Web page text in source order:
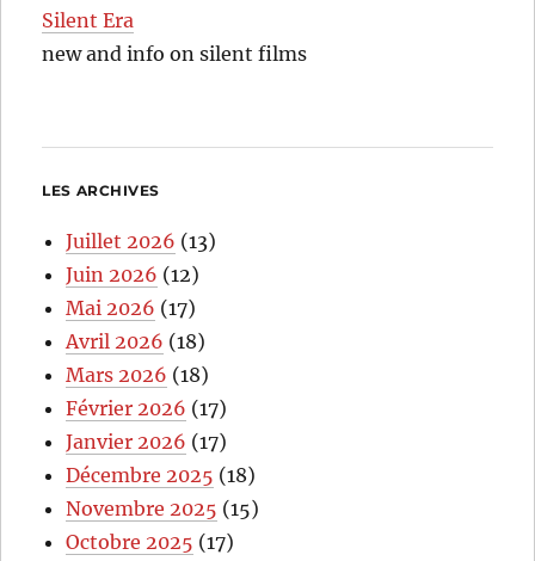
Silent Era
new and info on silent films
LES ARCHIVES
Juillet 2026 (13)
Juin 2026 (12)
Mai 2026 (17)
Avril 2026 (18)
Mars 2026 (18)
Février 2026 (17)
Janvier 2026 (17)
Décembre 2025 (18)
Novembre 2025 (15)
Octobre 2025 (17)